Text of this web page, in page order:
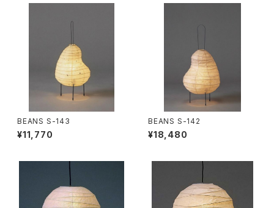
BEANS S-143
¥11,770
BEANS S-142
¥18,480